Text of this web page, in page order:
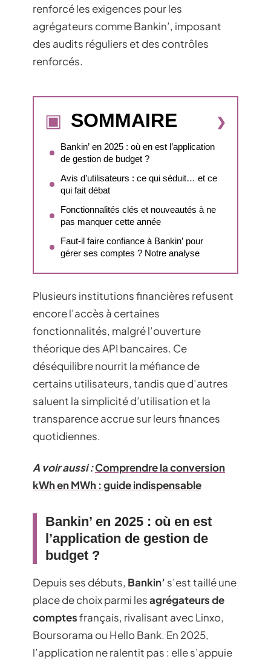
renforcé les exigences pour les
agrégateurs comme Bankin’, imposant
des audits réguliers et des contrôles
renforcés.
SOMMAIRE
Bankin’ en 2025 : où en est l’application
de gestion de budget ?
Avis d’utilisateurs : ce qui séduit… et ce
qui fait débat
Fonctionnalités clés et nouveautés à ne
pas manquer cette année
Faut-il faire confiance à Bankin’ pour
gérer ses comptes ? Notre analyse
Plusieurs institutions financières refusent
encore l’accès à certaines
fonctionnalités, malgré l’ouverture
théorique des API bancaires. Ce
déséquilibre nourrit la méfiance de
certains utilisateurs, tandis que d’autres
saluent la simplicité d’utilisation et la
transparence accrue sur leurs finances
quotidiennes.
A voir aussi :Comprendre la conversion
kWh en MWh : guide indispensable
Bankin’ en 2025 : où en est
l’application de gestion de
budget ?
Depuis ses débuts, Bankin’ s’est taillé une
place de choix parmi lesagrégateurs de
comptesfrançais, rivalisant avec Linxo,
Boursorama ou Hello Bank. En 2025,
l’application ne ralentit pas : elle s’appuie